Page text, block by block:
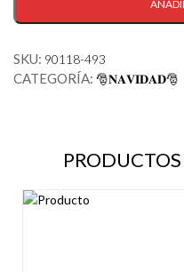
Navideños
cantidad
SKU: 90118-493
CATEGORÍA: 🎅𝐍𝐀𝐕𝐈𝐃𝐀𝐃🎅